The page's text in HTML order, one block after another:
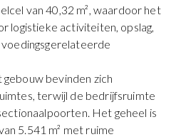
van 40,32 m², waardoor het
logistieke activiteiten, opslag,
bevinden zich
terwijl de bedrijfsruimte
Het geheel is
5.541 m² met ruime